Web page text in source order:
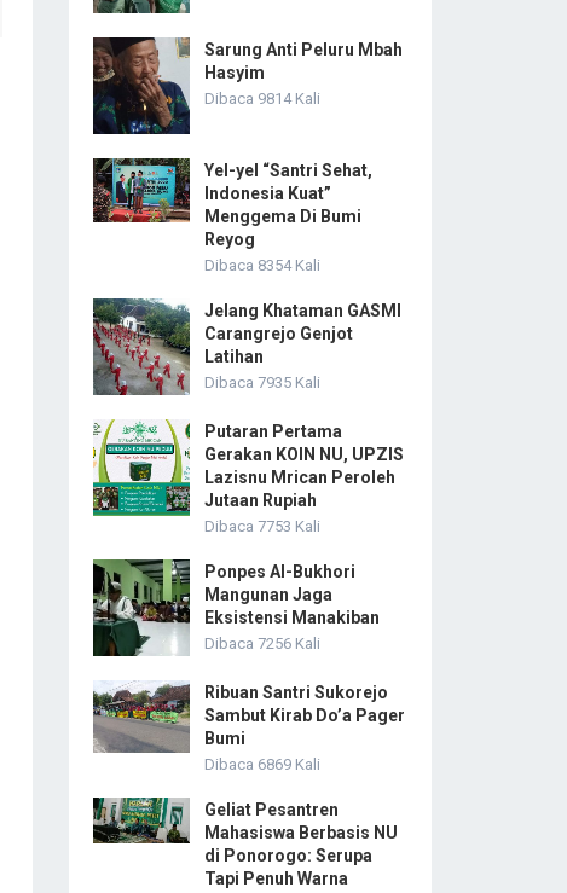
Sarung Anti Peluru Mbah
Hasyim
Dibaca 9814 Kali
Yel-yel “Santri Sehat,
Indonesia Kuat”
Menggema Di Bumi
Reyog
Dibaca 8354 Kali
Jelang Khataman GASMI
Carangrejo Genjot
Latihan
Dibaca 7935 Kali
Putaran Pertama
Gerakan KOIN NU, UPZIS
Lazisnu Mrican Peroleh
Jutaan Rupiah
Dibaca 7753 Kali
Ponpes Al-Bukhori
Mangunan Jaga
Eksistensi Manakiban
Dibaca 7256 Kali
Ribuan Santri Sukorejo
Sambut Kirab Do’a Pager
Bumi
Dibaca 6869 Kali
Geliat Pesantren
Mahasiswa Berbasis NU
di Ponorogo: Serupa
Tapi Penuh Warna